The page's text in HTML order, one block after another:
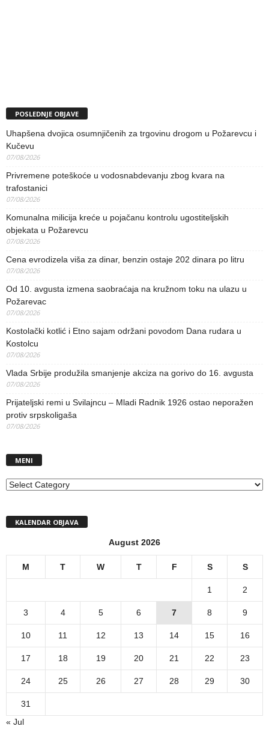
POSLEDNJE OBJAVE
Uhapšena dvojica osumnjičenih za trgovinu drogom u Požarevcu i
Kučevu
07/08/2026
Privremene poteškoće u vodosnabdevanju zbog kvara na
trafostanici
07/08/2026
Komunalna milicija kreće u pojačanu kontrolu ugostiteljskih
objekata u Požarevcu
07/08/2026
Cena evrodizela viša za dinar, benzin ostaje 202 dinara po litru
07/08/2026
Od 10. avgusta izmena saobraćaja na kružnom toku na ulazu u
Požarevac
07/08/2026
Kostolački kotlić i Etno sajam održani povodom Dana rudara u
Kostolcu
07/08/2026
Vlada Srbije produžila smanjenje akciza na gorivo do 16. avgusta
07/08/2026
Prijateljski remi u Svilajncu – Mladi Radnik 1926 ostao neporažen
protiv srpskoligaša
07/08/2026
MENI
MENI
KALENDAR OBJAVA
August 2026
M T W T F S S
1 2
3 4 5 6 7 8 9
10 11 12 13 14 15 16
17 18 19 20 21 22 23
24 25 26 27 28 29 30
31
« Jul